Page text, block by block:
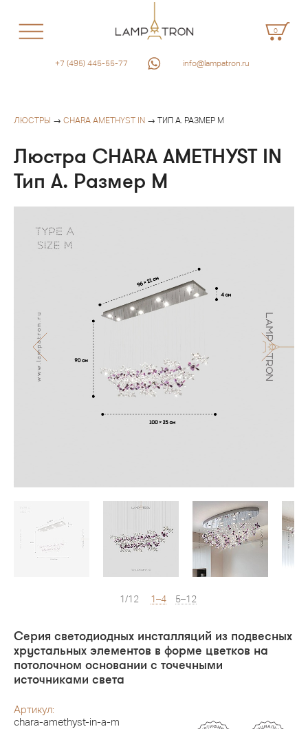
0
+7 (495) 445-55-77 info@lampatron.ru
ЛЮСТРЫ → CHARA AMETHYST IN → ТИП А. РАЗМЕР M
Люстра CHARA AMETHYST IN
Тип А. Размер M
1/12 1–4 5–12
Серия светодиодных инсталляций из подвесных
хрустальных элементов в форме цветков на
потолочном основании с точечными
источниками света
Артикул:
chara-amethyst-in-a-m